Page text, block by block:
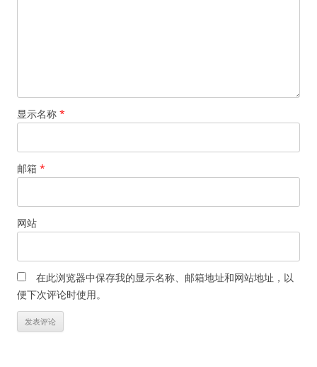
显示名称 *
邮箱 *
网站
在此浏览器中保存我的显示名称、邮箱地址和网站地址，以
便下次评论时使用。